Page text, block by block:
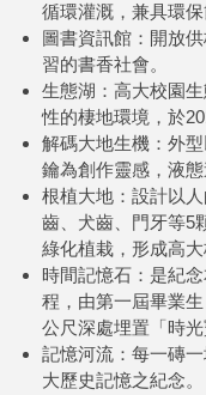
循環灌溉，兼具環
圖書資訊館：開放
習的書香社會。
生態湖：高大校園
性的棲地環境，於
解碼大地生機：外
鑰為創作靈感，液
根植大地：設計以
齒、犬齒、門牙等5
綠化植栽，形成高大
時間記憶石：是紀
程，由第一屆畢業
公尺深處埋置「時光
記憶河流：每一磚
大歷史記憶之紀念。